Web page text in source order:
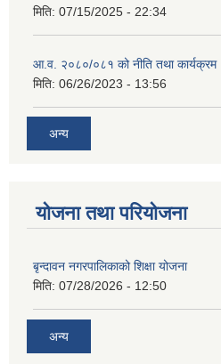
मिति: 07/15/2025 - 22:34
आ.व. २०८०/०८१ को नीति तथा कार्यक्रम
मिति: 06/26/2023 - 13:56
अन्य
योजना तथा परियोजना
बृन्दावन नगरपालिकाको शिक्षा योजना
मिति: 07/28/2026 - 12:50
अन्य